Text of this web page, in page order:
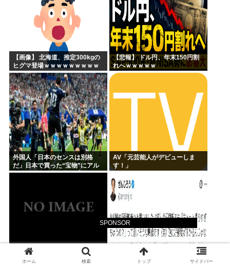
SPONSOR
【画像】 北海道、推定300kgの
ヒグマ登場ｗｗｗｗｗｗｗｗｗ
ｗｗｗｗｗｗｗｗｗｗｗ
【悲報】 ドル円、年末150円割
れへｗｗｗｗｗ
外国人「日本のセンスは別格
だ」日本で買った“宝物”にアル
ゼンチン人が大興奮！【海外の
AV「元芸能人がデビューしま
す！」
ネット銀の住宅ローン変動金
利、日銀を上回る引き上げ続出
高市早苗首相の熊本地震視察
PV、芸人にバカにされる「北朝
ホーム 検索 トップ サイドバー